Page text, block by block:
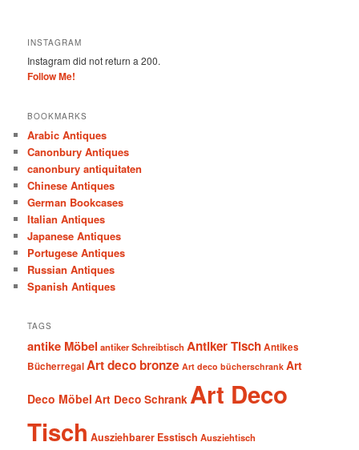
INSTAGRAM
Instagram did not return a 200.
Follow Me!
BOOKMARKS
Arabic Antiques
Canonbury Antiques
canonbury antiquitaten
Chinese Antiques
German Bookcases
Italian Antiques
Japanese Antiques
Portugese Antiques
Russian Antiques
Spanish Antiques
TAGS
antike Möbel antiker Schreibtisch Antiker TischAntikes
BücherregalArt deco bronze Art deco bücherschrank Art
Deco Möbel Art Deco Schrank Art Deco
Tisch Ausziehbarer Esstisch Ausziehtisch